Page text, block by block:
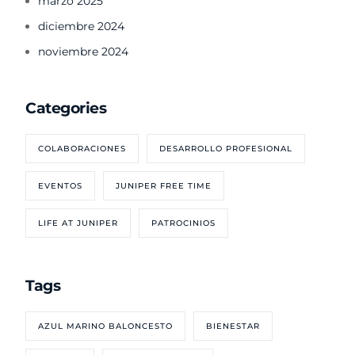
diciembre 2024
noviembre 2024
Categories
COLABORACIONES DESARROLLO PROFESIONAL
EVENTOS JUNIPER FREE TIME
LIFE AT JUNIPER PATROCINIOS
Tags
AZUL MARINO BALONCESTO BIENESTAR